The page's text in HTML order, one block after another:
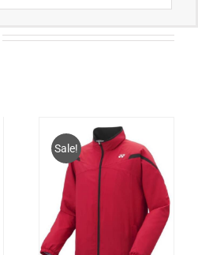
Sale!